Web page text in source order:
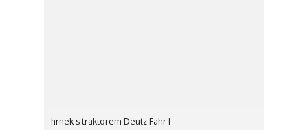
hrnek s traktorem Deutz Fahr I